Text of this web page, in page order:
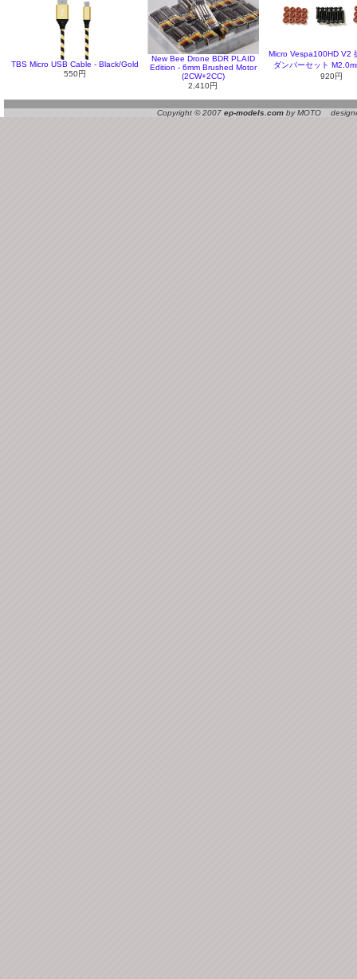
TBS Micro USB Cable - Black/Gold
550円
New Bee Drone BDR PLAID
Edition - 6mm Brushed Motor
(2CW+2CC)
2,410円
Micro Vespa100HD V2
ダンパーセット
920円
Copyright © 2007 ep-models.com by MOTO